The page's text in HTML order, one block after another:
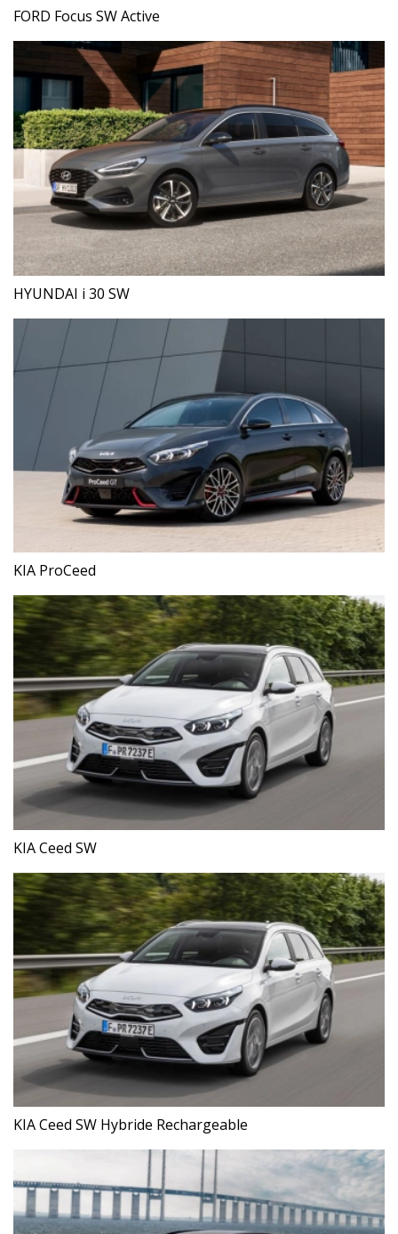
FORD Focus SW Active
HYUNDAI i 30 SW
KIA ProCeed
KIA Ceed SW
KIA Ceed SW Hybride Rechargeable